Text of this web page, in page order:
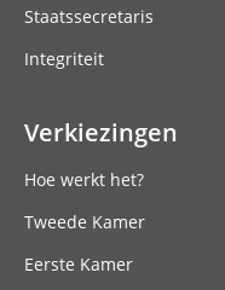
Staatssecretaris
Integriteit
Verkiezingen
Hoe werkt het?
Tweede Kamer
Eerste Kamer